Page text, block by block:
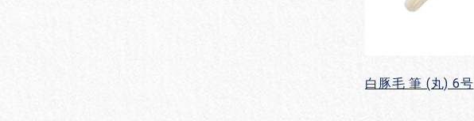
白豚毛 筆 (丸) 6号